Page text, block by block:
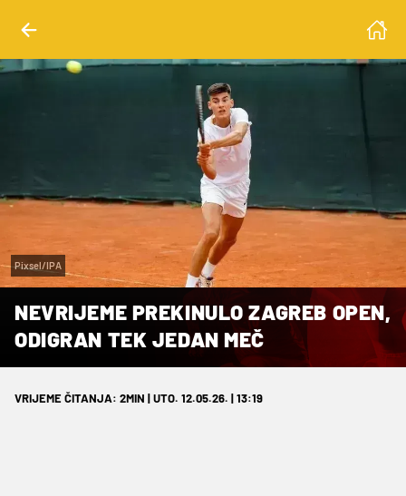
Pixsel/IPA
NEVRIJEME PREKINULO ZAGREB OPEN,
ODIGRAN TEK JEDAN MEČ
VRIJEME ČITANJA: 2MIN | UTO. 12.05.26. | 13:19